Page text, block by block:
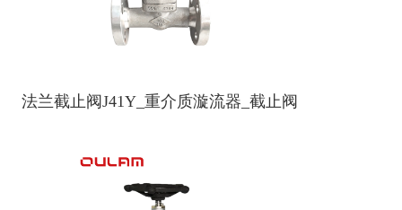
法兰截止阀J41Y_重介质漩流器_截止阀